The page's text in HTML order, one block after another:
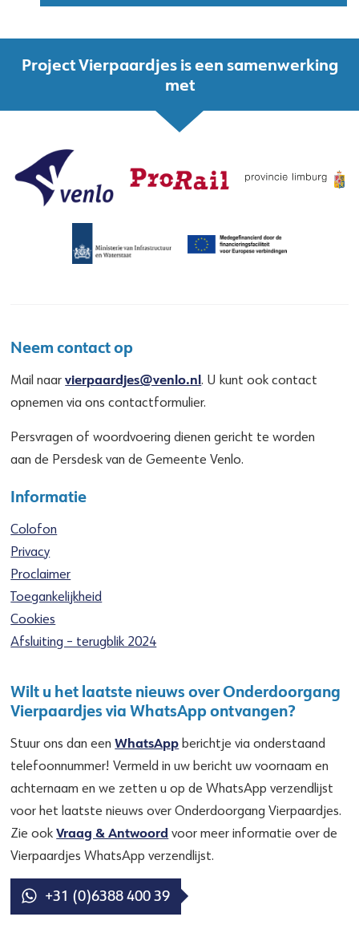
Project Vierpaardjes is een samenwerking
met
Neem contact op
Mail naarvierpaardjes@venlo.nl. U kunt ook contact
opnemen via ons contactformulier.
Persvragen of woordvoering dienen gericht te worden
aan de Persdesk van de Gemeente Venlo.
Informatie
Colofon
Privacy
Proclaimer
Toegankelijkheid
Cookies
Afsluiting – terugblik 2024
Wilt u het laatste nieuws over Onderdoorgang
Vierpaardjes via WhatsApp ontvangen?
Stuur ons dan eenWhatsApp berichtje via onderstaand
telefoonnummer! Vermeld in uw bericht uw voornaam en
achternaam en we zetten u op de WhatsApp verzendlijst
voor het laatste nieuws over Onderdoorgang Vierpaardjes.
Zie ookVraag & Antwoord voor meer informatie over de
Vierpaardjes WhatsApp verzendlijst.
+31 (0)6388 400 39